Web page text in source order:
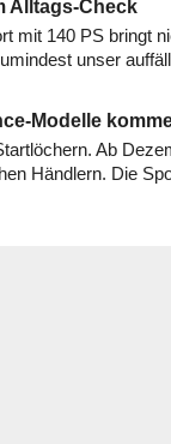
Alltags-Check
mit 140 PS bringt
unser
Modelle
Ab
Händlern. Die